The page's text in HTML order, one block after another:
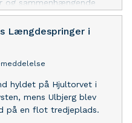
og sammenhængende
og på tværs af hele
Længdespringer i
hyldet på Hjultorvet i
mens Ulbjerg blev
på en flot tredjeplads.